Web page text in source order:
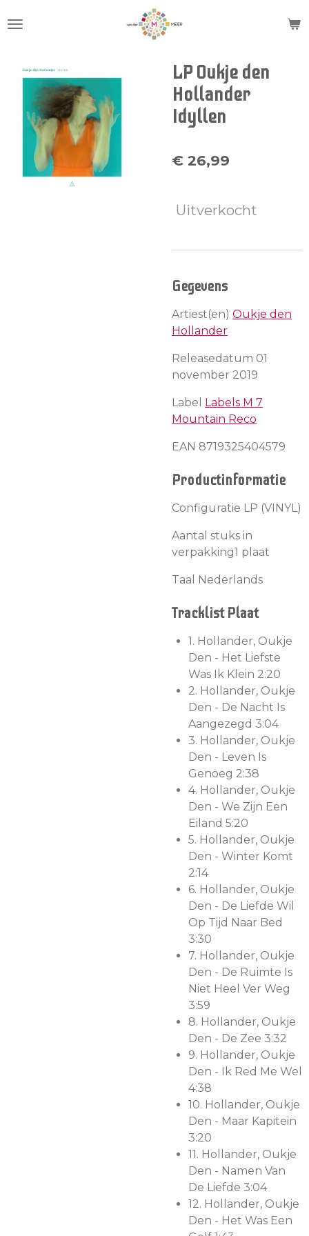
direct
hoofdinhoud
LP Oukje den
Hollander
Idyllen
€ 26,99
Uitverkocht
Gegevens
Artiest(en) Oukje den
Hollander
Releasedatum 01
november 2019
Label Labels M 7
Mountain Reco
EAN 8719325404579
Productinformatie
Configuratie LP (VINYL)
Aantal stuks in
verpakking1 plaat
Taal Nederlands
Tracklist Plaat
1. Hollander, Oukje
Den - Het Liefste
Was Ik Klein 2:20
2. Hollander, Oukje
Den - De Nacht Is
Aangezegd 3:04
3. Hollander, Oukje
Den - Leven Is
Genoeg 2:38
4. Hollander, Oukje
Den - We Zijn Een
Eiland 5:20
5. Hollander, Oukje
Den - Winter Komt
2:14
6. Hollander, Oukje
Den - De Liefde Wil
Op Tijd Naar Bed
3:30
7. Hollander, Oukje
Den - De Ruimte Is
Niet Heel Ver Weg
3:59
8. Hollander, Oukje
Den - De Zee 3:32
9. Hollander, Oukje
Den - Ik Red Me Wel
4:38
10. Hollander, Oukje
Den - Maar Kapitein
3:20
11. Hollander, Oukje
Den - Namen Van
De Liefde 3:04
12. Hollander, Oukje
Den - Het Was Een